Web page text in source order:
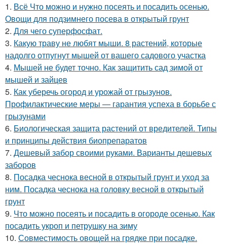
1. Всё Что можно и нужно посеять и посадить осенью.
Овощи для подзимнего посева в открытый грунт
2. Для чего суперфосфат.
3. Какую траву не любят мыши. 8 растений, которые
надолго отпугнут мышей от вашего садового участка
4. Мышей не будет точно. Как защитить сад зимой от
мышей и зайцев
5. Как уберечь огород и урожай от грызунов.
Профилактические меры — гарантия успеха в борьбе с
грызунами
6. Биологическая защита растений от вредителей. Типы
и принципы действия биопрепаратов
7. Дешевый забор своими руками. Варианты дешевых
заборов
8. Посадка чеснока весной в открытый грунт и уход за
ним. Посадка чеснока на головку весной в открытый
грунт
9. Что можно посеять и посадить в огороде осенью. Как
посадить укроп и петрушку на зиму
10. Совместимость овощей на грядке при посадке.